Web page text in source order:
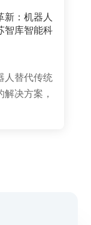
新：机器人
库智能科
人替代传统
决方案，